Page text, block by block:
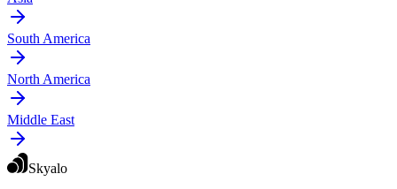
South America
North America
Middle East
Skyalo